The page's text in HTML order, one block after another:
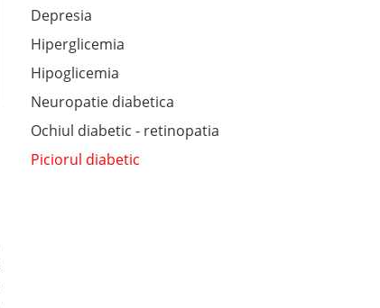
Depresia
Hiperglicemia
Hipoglicemia
Neuropatie diabetica
Ochiul diabetic - retinopatia
Piciorul diabetic